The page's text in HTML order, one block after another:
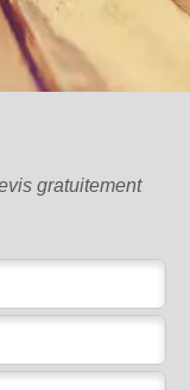
gratuitement